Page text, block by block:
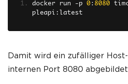
docker run -p 0 : 8080
pleapi : latest
Damit wird ein zufälliger
internen Port 8080